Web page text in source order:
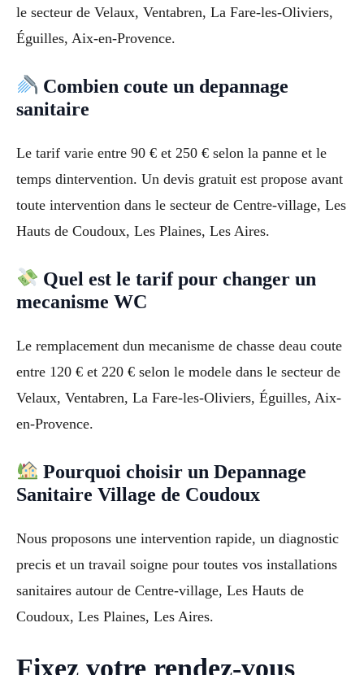
le secteur de Velaux, Ventabren, La Fare-les-Oliviers,
Éguilles, Aix-en-Provence.
Combien coute un depannage
sanitaire
Le tarif varie entre 90 € et 250 € selon la panne et le
temps dintervention. Un devis gratuit est propose avant
toute intervention dans le secteur de Centre-village, Les
Hauts de Coudoux, Les Plaines, Les Aires.
Quel est le tarif pour changer un
mecanisme WC
Le remplacement dun mecanisme de chasse deau coute
entre 120 € et 220 € selon le modele dans le secteur de
Velaux, Ventabren, La Fare-les-Oliviers, Éguilles, Aix-
en-Provence.
Pourquoi choisir un Depannage
Sanitaire Village de Coudoux
Nous proposons une intervention rapide, un diagnostic
precis et un travail soigne pour toutes vos installations
sanitaires autour de Centre-village, Les Hauts de
Coudoux, Les Plaines, Les Aires.
Fixez votre rendez-vous